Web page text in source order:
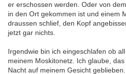
er erschossen werden. Oder von
in den Ort gekommen ist und einem
draussen schlief, den Kopf
jetzt gar nichts.
Irgendwie bin ich eingeschlafen ob
meinem Moskitonetz. Ich glaube,
Nacht auf meinem Gesicht